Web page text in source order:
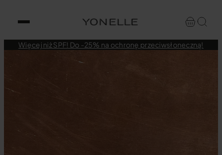
Więcej niż SPF! Do -25% na ochronę przeciwsłoneczną!